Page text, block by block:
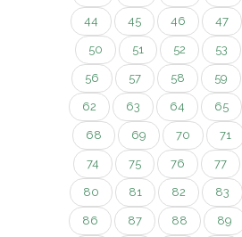
44 45 46 47
50 51 52 53
56 57 58 59
62 63 64 65
68 69 70 71
74 75 76 77
80 81 82 83
86 87 88 89